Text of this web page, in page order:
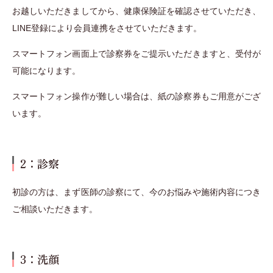
お越しいただきましてから、健康保険証を確認させていただき、
LINE登録により会員連携をさせていただきます。
スマートフォン画面上で診察券をご提示いただきますと、受付が
可能になります。
スマートフォン操作が難しい場合は、紙の診察券もご用意がござ
います。
2：診察
初診の方は、まず医師の診察にて、今のお悩みや施術内容につき
ご相談いただきます。
3：洗顔